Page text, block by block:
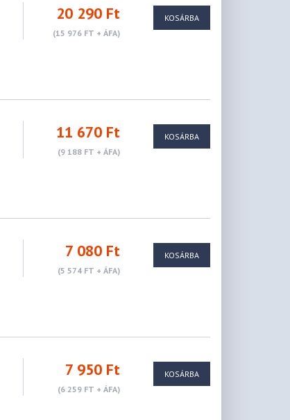
20 290 Ft
(15 976 FT + ÁFA)
KOSÁRBA
11 670 Ft
(9 188 FT + ÁFA)
KOSÁRBA
7 080 Ft
(5 574 FT + ÁFA)
KOSÁRBA
7 950 Ft
(6 259 FT + ÁFA)
KOSÁRBA